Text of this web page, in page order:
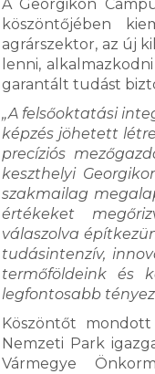
A Georgikon
köszöntőjében
agrárszektor, az új
lenni,
garantált tudást
„A felsőoktatási
képzés jöhetett
precíziós
keszthelyi
szakmailag
értékeket
válaszolva
tudásintenzív,
termőföldeink és
legfontosabb
Köszöntőt
Nemzeti Park
Vármegye